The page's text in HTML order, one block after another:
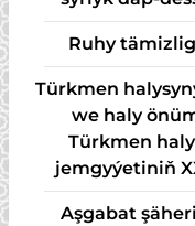
Ruhy
Türkmen
we haly
Türkmen
jemgyýetiniň
Aşgabat